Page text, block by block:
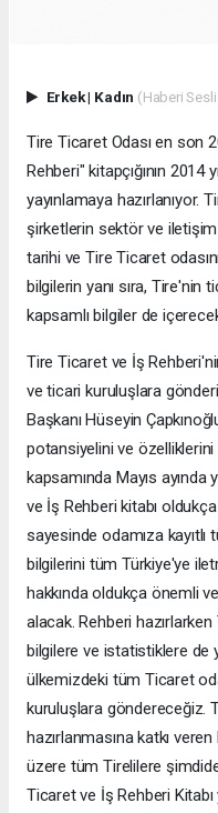
Erkek| Kadın (Haberi
Tire Ticaret Odası en son
Rehberi" kitapçığının 2014
yayınlamaya hazırlanıyor.
şirketlerin sektör ve iletişim
tarihi ve Tire Ticaret
bilgilerin yanı sıra,
kapsamlı bilgiler de
Tire Ticaret ve İş
ve ticari kuruluşlara
Başkanı Hüseyin
potansiyelini ve özelliklerini
kapsamında Mayıs
ve İş Rehberi kitabı
sayesinde odamıza
bilgilerini tüm Türkiye'ye
hakkında oldukça önemli
alacak. Rehberi
bilgilere ve istatistiklere de
ülkemizdeki tüm Ticaret
kuruluşlara göndereceğiz.
hazırlanmasına katkı
üzere tüm Tirelilere
Ticaret ve İş Rehberi